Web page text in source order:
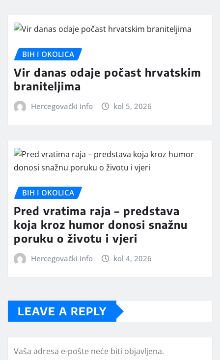
BIH I OKOLICA
Vir danas odaje počast hrvatskim
braniteljima
Hercegovački info kol 5, 2026
BIH I OKOLICA
Pred vratima raja – predstava
koja kroz humor donosi snažnu
poruku o životu i vjeri
Hercegovački info kol 4, 2026
LEAVE A REPLY
Vaša adresa e-pošte neće biti objavljena.